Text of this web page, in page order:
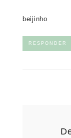
beijinho
RESPONDER